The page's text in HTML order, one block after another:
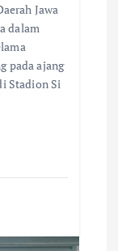
Jawa
dalam
pada ajang
Stadion Si